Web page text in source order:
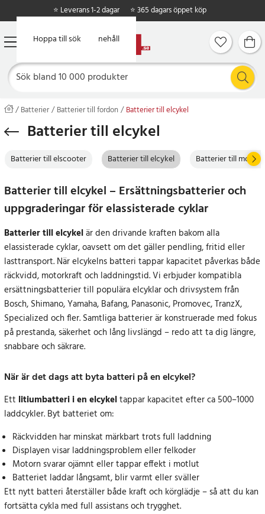
Hoppa till huvudinnehåll
Hoppa till sök
⭐ Leverans 1-2 dagar ⭐ 365 dagars öppet köp
Batterier Batterier till fordon Batterier till elcykel
Batterier till elcykel
Batterier till elscooter Batterier till elcykel Batterier till
Batterier till elcykel – Ersättningsbatterier och
uppgraderingar för elassisterade cyklar
Batterier till elcykelär den drivande kraften bakom alla
elassisterade cyklar, oavsett om det gäller pendling, fritid eller
lasttransport. När elcykelns batteri tappar kapacitet påverkas både
räckvidd, motorkraft och laddningstid. Vi erbjuder kompatibla
ersättningsbatterier till populära elcyklar och drivsystem från
Bosch, Shimano, Yamaha, Bafang, Panasonic, Promovec, TranzX,
Specialized och fler. Samtliga batterier är konstruerade med fokus
på prestanda, säkerhet och lång livslängd – redo att ta dig längre,
snabbare och säkrare.
När är det dags att byta batteri på en elcykel?
Ett litiumbatteri i en elcykeltappar kapacitet efter ca 500–1000
laddcykler. Byt batteriet om:
Räckvidden har minskat märkbart trots full laddning
Displayen visar laddningsproblem eller felkoder
Motorn svarar ojämnt eller tappar effekt i motlut
Batteriet laddar långsamt, blir varmt eller sväller
Ett nytt batteri återställer både kraft och körglädje – så att du kan
fortsätta cykla med full assistans och trygghet.